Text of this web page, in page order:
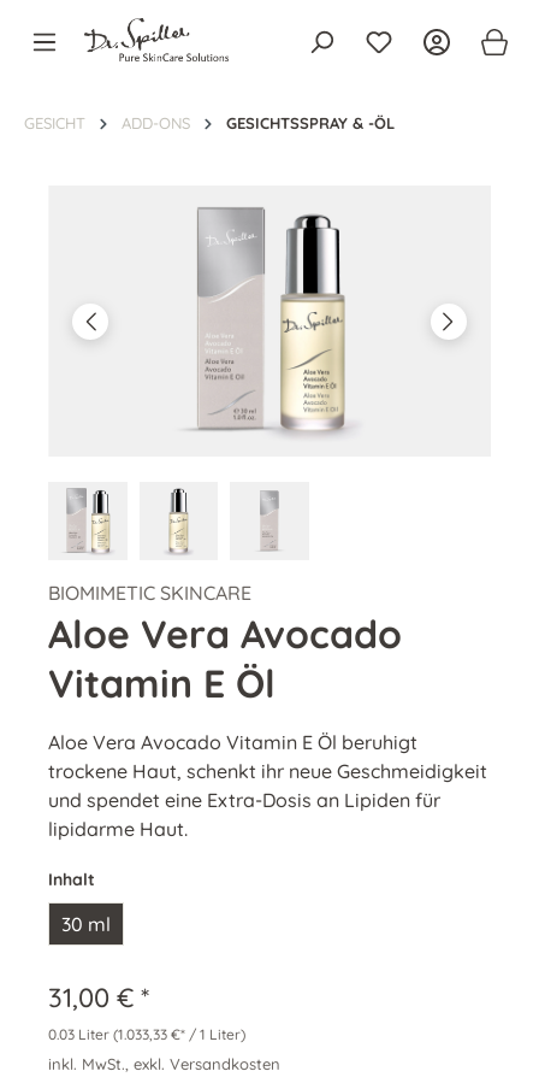
springen
GESICHT ADD-ONS GESICHTSSPRAY & -ÖL
BIOMIMETIC SKINCARE
Aloe Vera Avocado
Vitamin E Öl
Aloe Vera Avocado Vitamin E Öl beruhigt
trockene Haut, schenkt ihr neue Geschmeidigkeit
und spendet eine Extra-Dosis an Lipiden für
lipidarme Haut.
Inhalt
30 ml
31,00 € *
0.03 Liter (1.033,33 €* / 1 Liter)
inkl. MwSt., exkl. Versandkosten